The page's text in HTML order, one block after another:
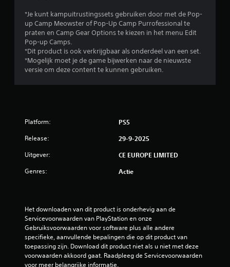
*Je kunt kampuitrustingssets gebruiken door met de Pop-
up Camp Meowster of Pop-Up Camp Purrofessional te
praten en Camp Gear Options te kiezen in het menu Edit
Pop-up Camps.
*Dit product is ook verkrijgbaar als onderdeel van een set.
*Mogelijk moet je de game bijwerken naar de nieuwste
versie om deze content te kunnen gebruiken.
Platform: PS5
Release: 29-9-2025
Uitgever: CE EUROPE LIMITED
Genres: Actie
Het downloaden van dit product is onderhevig aan de
Servicevoorwaarden van PlayStation en onze
Gebruiksvoorwaarden voor software plus alle andere
specifieke, aanvullende bepalingen die op dit product van
toepassing zijn. Download dit product niet als u niet met deze
voorwaarden akkoord gaat. Raadpleeg de Servicevoorwaarden
voor meer belangrijke informatie.